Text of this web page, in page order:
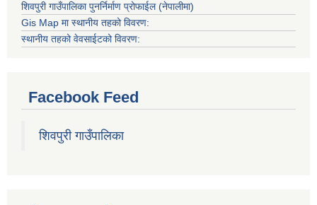
शिवपुरी गाउँपालिका पुनर्निर्माण प्रोफाईल (नेपालीमा)
Gis Map मा स्थानीय तहको विवरण:
स्थानीय तहको वेवसाईटको विवरण:
Facebook Feed
शिवपुरी गाउँपालिका